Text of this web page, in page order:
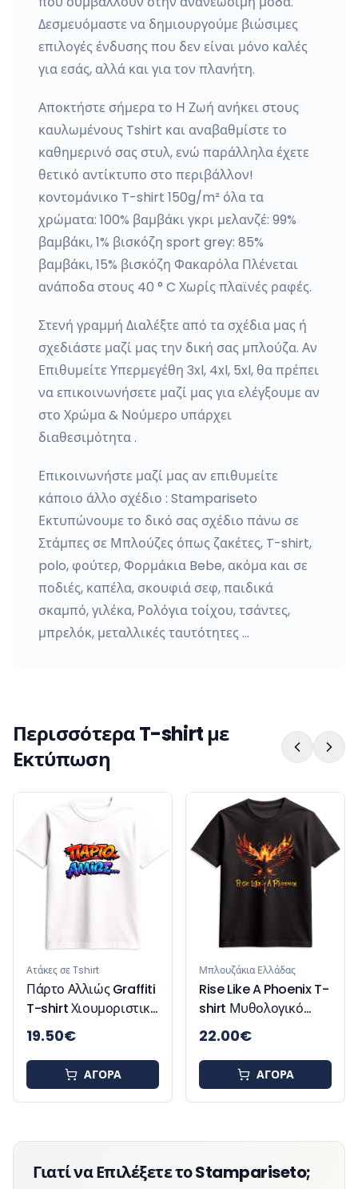
Δεσμευόμαστε να δημιουργούμε βιώσιμες
επιλογές ένδυσης που δεν είναι μόνο καλές
για εσάς, αλλά και για τον πλανήτη.
Αποκτήστε σήμερα το Η Ζωή ανήκει στους
καυλωμένους Tshirt και αναβαθμίστε το
καθημερινό σας στυλ, ενώ παράλληλα έχετε
θετικό αντίκτυπο στο περιβάλλον!
κοντομάνικο T-shirt 150g/m² όλα τα
χρώματα: 100% βαμβάκι γκρι μελανζέ: 99%
βαμβάκι, 1% βισκόζη sport grey: 85%
βαμβάκι, 15% βισκόζη Φακαρόλα Πλένεται
ανάποδα στους 40 ° C Χωρίς πλαϊνές ραφές.
Στενή γραμμή Διαλέξτε από τα σχέδια μας ή
σχεδιάστε μαζί μας την δική σας μπλούζα. Αν
Επιθυμείτε Υπερμεγέθη 3xl, 4xl, 5xl, θα πρέπει
να επικοινωνήσετε μαζί μας για ελέγξουμε αν
στο Χρώμα & Νούμερο υπάρχει
διαθεσιμότητα .
Επικοινωνήστε μαζί μας αν επιθυμείτε
κάποιο άλλο σχέδιο : Stampariseto
Εκτυπώνουμε το δικό σας σχέδιο πάνω σε
Στάμπες σε Μπλούζες όπως ζακέτες, T-shirt,
polo, φούτερ, Φορμάκια Bebe, ακόμα και σε
ποδιές, καπέλα, σκουφιά σεφ, παιδικά
σκαμπό, γιλέκα, Ρολόγια τοίχου, τσάντες,
μπρελόκ, μεταλλικές ταυτότητες …
Περισσότερα T-shirt με
Εκτύπωση
σε Tshirt
Αλλιώς Graffiti
shirt Χιουμοριστικό
€
ΑΓΟΡΑ
Μπλουζάκια Ελλάδας
Rise Like A Phoenix T-
shirt Μυθολογικό
Μπλουζάκι
Έμπνευσης και
Δύναμης
22.00€
ΑΓΟΡΑ
Γιατί να Επιλέξετε το Stampariseto;